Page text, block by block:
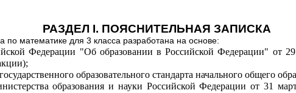
РАЗДЕЛ Ι. ПОЯСНИТЕЛЬНАЯ ЗАПИСКА
по математике для 3 класса разработана на основе:
Федерации "Об образовании в Российской Федерации" от
образовательного стандарта начального общего
образования и науки Российской Федерации от 31